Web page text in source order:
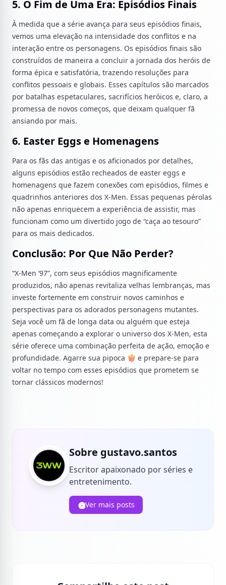
5. O Fim de Uma Era: Episódios Finais
À medida que a série avança para seus episódios finais,
vemos uma elevação na intensidade dos conflitos e na
interação entre os personagens. Os episódios finais são
construídos de maneira a concluir a jornada dos heróis de
forma épica e satisfatória, trazendo resoluções para
conflitos pessoais e globais. Esses capítulos são marcados
por batalhas espetaculares, sacrifícios heróicos e, claro, a
promessa de novos começos, que deixam qualquer fã
ansiando por mais.
6. Easter Eggs e Homenagens
Para os fãs das antigas e os aficionados por detalhes,
alguns episódios estão recheados de easter eggs e
homenagens que fazem conexões com episódios, filmes e
quadrinhos anteriores dos X-Men. Essas pequenas pérolas
não apenas enriquecem a experiência de assistir, mas
funcionam como um divertido jogo de “caça ao tesouro”
para os mais dedicados.
Conclusão: Por Que Não Perder?
“X-Men ’97”, com seus episódios magnificamente
produzidos, não apenas revitaliza velhas lembranças, mas
investe fortemente em construir novos caminhos e
perspectivas para os adorados personagens mutantes.
Seja você um fã de longa data ou alguém que esteja
apenas começando a explorar o universo dos X-Men, esta
série oferece uma combinação perfeita de ação, emoção e
profundidade. Agarre sua pipoca 🍿 e prepare-se para
voltar no tempo com esses episódios que prometem se
tornar clássicos modernos!
Sobre gustavo.santos
Escritor apaixonado por séries e
entretenimento.
Ver mais posts